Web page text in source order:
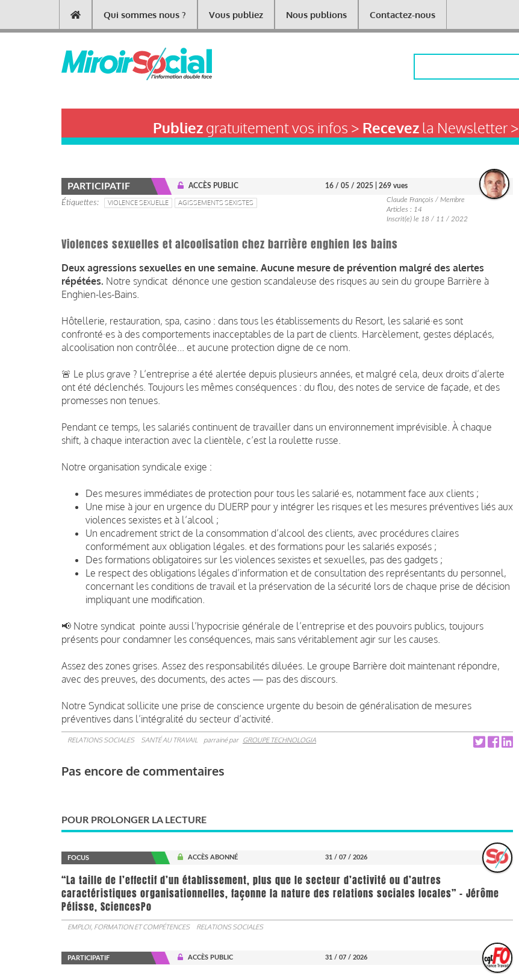
contenu
Main
navigation
Qui sommes nous ? Vous publiez Nous publions Contactez-nous
Publiezgratuitement vos infos > Recevezla Newsletter >
PARTICIPATIF ACCÈS PUBLIC 16 / 05 / 2025 | 269 vues
Étiquettes VIOLENCE SEXUELLE AGISSEMENTS SEXISTES
Claude François / Membre
Articles : 14
Inscrit(e) le 18 / 11 / 2022
Violences sexuelles et alcoolisation chez barrière enghien les bains
Deux agressions sexuelles en une semaine. Aucune mesure de prévention malgré des alertes
répétées. Notre syndicat dénonce une gestion scandaleuse des risques au sein du groupe Barrière à
Enghien-les-Bains.
Hôtellerie, restauration, spa, casino : dans tous les établissements du Resort, les salarié·es sont
confronté·es à des comportements inacceptables de la part de clients. Harcèlement, gestes déplacés,
alcoolisation non contrôlée... et aucune protection digne de ce nom.
🚨 Le plus grave ? L’entreprise a été alertée depuis plusieurs années, et malgré cela, deux droits d’alerte
ont été déclenchés. Toujours les mêmes conséquences : du flou, des notes de service de façade, et des
promesses non tenues.
Pendant ce temps, les salariés continuent de travailler dans un environnement imprévisible. À chaque
shift, à chaque interaction avec la clientèle, c’est la roulette russe.
Notre organisation syndicale exige :
Des mesures immédiates de protection pour tous les salarié·es, notamment face aux clients ;
Une mise à jour en urgence du DUERP pour y intégrer les risques et les mesures préventives liés aux
violences sexistes et à l’alcool ;
Un encadrement strict de la consommation d’alcool des clients, avec procédures claires
conformément aux obligation légales. et des formations pour les salariés exposés ;
Des formations obligatoires sur les violences sexistes et sexuelles, pas des gadgets ;
Le respect des obligations légales d’information et de consultation des représentants du personnel,
concernant les conditions de travail et la préservation de la sécurité lors de chaque prise de décision
impliquant une modification.
📢 Notre syndicat pointe aussi l’hypocrisie générale de l’entreprise et des pouvoirs publics, toujours
présents pour condamner les conséquences, mais sans véritablement agir sur les causes.
Assez des zones grises. Assez des responsabilités diluées. Le groupe Barrière doit maintenant répondre,
avec des preuves, des documents, des actes — pas des discours.
Notre Syndicat sollicite une prise de conscience urgente du besoin de généralisation de mesures
préventives dans l’intégralité du secteur d’activité.
RELATIONS SOCIALES SANTÉ AU TRAVAIL parrainé par GROUPE TECHNOLOGIA
Pas encore de commentaires
POUR PROLONGER LA LECTURE
FOCUS ACCÈS ABONNÉ 31 / 07 / 2026
“La taille de l’effectif d’un établissement, plus que le secteur d’activité ou d’autres
caractéristiques organisationnelles, façonne la nature des relations sociales locales” - Jérôme
Pélisse, SciencesPo
EMPLOI, FORMATION ET COMPÉTENCES RELATIONS SOCIALES
PARTICIPATIF ACCÈS PUBLIC 31 / 07 / 2026